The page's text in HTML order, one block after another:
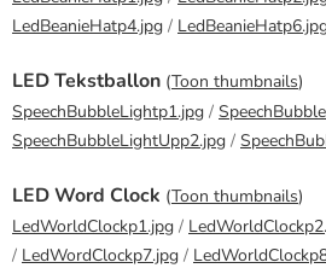
LedBeanieHatp4.jpg /
LED Tekstballon (Toon thumbnails)
SpeechBubbleLightp1.jpg /
SpeechBubbleLightUpp2.jpg /
LED Word Clock (Toon thumbnails)
LedWorldClockp1.jpg /
/ LedWordClockp7.jpg /